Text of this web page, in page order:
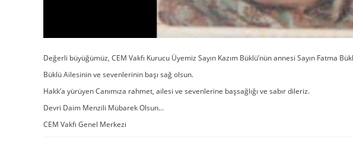
Değerli büyüğümüz, CEM Vakfı Kurucu Üyemiz Sayın Kazım Büklü’nün annesi Sayın Fatma
Büklü Ailesinin ve sevenlerinin başı sağ olsun.
Hakk’a yürüyen Canımıza rahmet, ailesi ve sevenlerine başsağlığı ve sabır dileriz.
Devri Daim Menzili Mübarek Olsun…
CEM Vakfı Genel Merkezi